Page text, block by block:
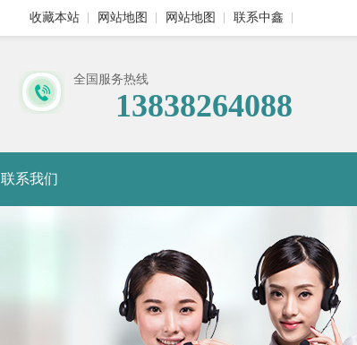
收藏本站 网站地图 网站地图 联系中鑫
全国服务热线
13838264088
联系我们